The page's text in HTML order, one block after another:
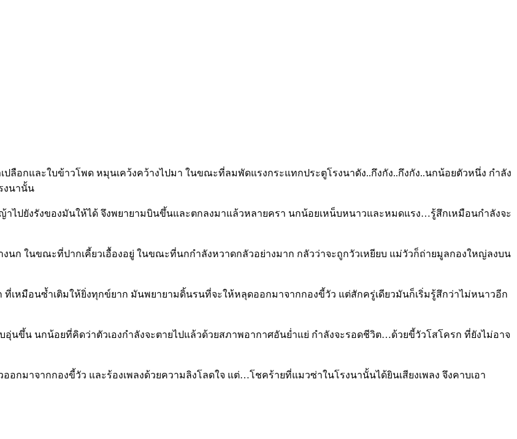
ปลือกและใบข้าวโพด หมุนเคว้งคว้างไปมา ในขณะที่ลมพัดแรงกระแทกประตูโรงนาดัง..กึงกัง..กึงกัง..นกน้อยตัวหนึ่ง กำลัง
งนานั้น
ปยังรังของมันให้ได้ จึงพยายามบินขึ้นและตกลงมาแล้วหลายครา นกน้อยเหน็บหนาวและหมดแรง…รู้สึกเหมือนกำลังจะ
ก ในขณะที่ปากเคี้ยวเอื้องอยู่ ในขณะที่นกกำลังหวาดกลัวอย่างมาก กลัวว่าจะถูกวัวเหยียบ แม่วัวก็ถ่ายมูลกองใหญ่ลงบน
เหมือนซ้ำเติมให้ยิ่งทุกข์ยาก มันพยายามดิ้นรนที่จะให้หลุดออกมาจากกองขี้วัว แต่สักครู่เดียวมันก็เริ่มรู้สึกว่าไม่หนาวอีก
นขึ้น นกน้อยที่คิดว่าตัวเองกำลังจะตายไปแล้วด้วยสภาพอากาศอันย่ำแย่ กำลังจะรอดชีวิต…ด้วยขี้วัวโสโครก ที่ยังไม่อาจ
อกมาจากกองขี้วัว และร้องเพลงด้วยความลิงโลดใจ แต่…โชคร้ายที่แมวซ่าในโรงนานั้นได้ยินเสียงเพลง จึงคาบเอา